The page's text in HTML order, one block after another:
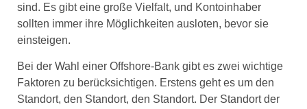
sind. Es gibt eine große Vielfalt, und Kontoinhaber
sollten immer ihre Möglichkeiten ausloten, bevor sie
einsteigen.
Bei der Wahl einer Offshore-Bank gibt es zwei wichtige
Faktoren zu berücksichtigen. Erstens geht es um den
Standort, den Standort, den Standort. Der Standort der